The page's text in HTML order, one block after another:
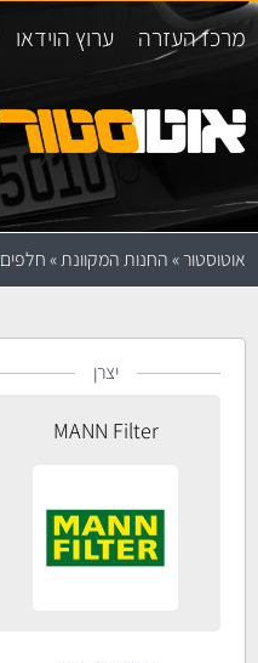
מרכז העזרה ערוץ הוידאו
אוטוסטור»החנות המקוונת»חלפים
יצרן
MANN Filter